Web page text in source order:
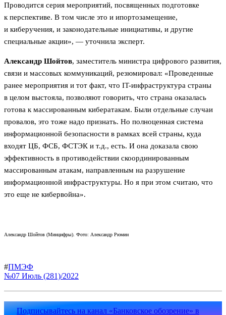
Проводится серия мероприятий, посвященных подготовке
к перспективе. В том числе это и ипортозамещение,
и киберучения, и законодательные инициативы, и другие
специальные акции», — уточнила эксперт.
Александр Шойтов, заместитель министра цифрового развития,
связи и массовых коммуникаций, резюмировал: «Проведенные
ранее мероприятия и тот факт, что IT-инфраструктура страны
в целом выстояла, позволяют говорить, что страна оказалась
готова к массированным кибератакам. Были отдельные случаи
провалов, это тоже надо признать. Но полноценная система
информационной безопасности в рамках всей страны, куда
входят ЦБ, ФСБ, ФСТЭК и т.д., есть. И она доказала свою
эффективность в противодействии скоординированным
массированным атакам, направленным на разрушение
информационной инфраструктуры. Но я при этом считаю, что
это еще не кибервойна».
Александр Шойтов (Минцифры). Фото: Александр Рюмин
#ПМЭФ
№07 Июль (281)/2022
Подписывайтесь на канал «Банковское обозрение» в